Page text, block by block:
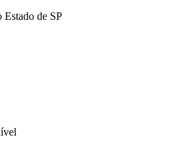
Estado de SP